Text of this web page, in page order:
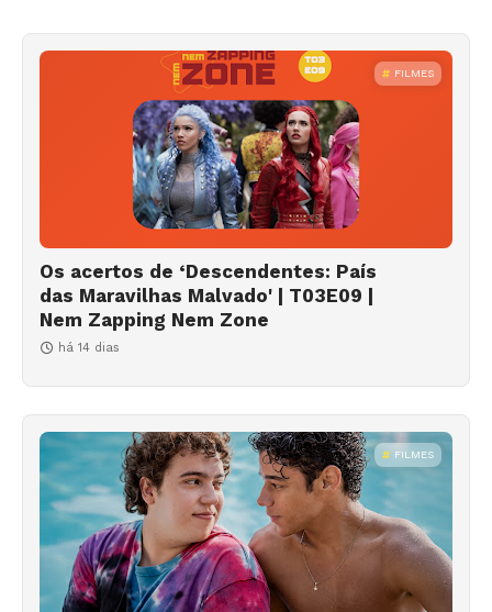
FILMES
Os acertos de ‘Descendentes: País
das Maravilhas Malvado' | T03E09 |
Nem Zapping Nem Zone
há 14 dias
FILMES